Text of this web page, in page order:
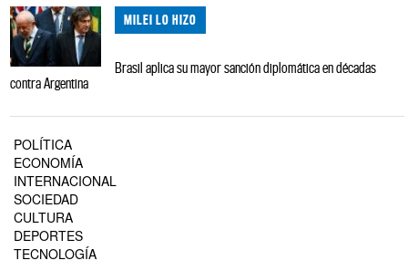
MILEI LO HIZO
Brasil aplica su mayor sanción diplomática en décadas
contra Argentina
POLÍTICA
ECONOMÍA
INTERNACIONAL
SOCIEDAD
CULTURA
DEPORTES
TECNOLOGÍA